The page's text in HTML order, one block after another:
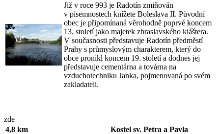
Již v roce 993 je Radotín zmiňován
v písemnostech knížete Boleslava II. Původní
obec je připomínaná věrohodně poprvé koncem
13. století jako majetek zbraslavského kláštera.
V současnosti představuje Radotín předměstí
Prahy s průmyslovým charakterem, který do
obce pronikl koncem 19. století a dodnes jej
představuje cementárna a továrna na
vzduchotechniku Janka, pojmenovaná po svém
zakladateli.
zde
4,8 km
Kostel sv. Petra a Pavla